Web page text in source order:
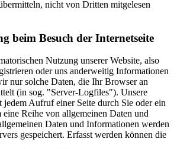
nicht von Dritten mitgelesen
beim Besuch der Internetseite
Nutzung unserer Website, also
oder uns anderweitig Informationen
nur solche Daten, die Ihr Browser an
(in sog. "Server-Logfiles"). Unsere
jedem Aufruf einer Seite durch Sie oder ein
eine Reihe von allgemeinen Daten und
Daten und Informationen werden
gespeichert. Erfasst werden können die